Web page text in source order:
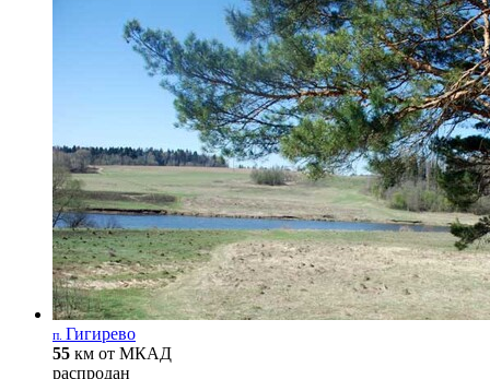
п. Гигирево
55 км от МКАД
распродан